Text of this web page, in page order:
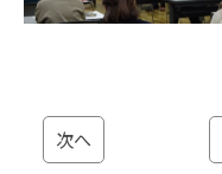
次へ